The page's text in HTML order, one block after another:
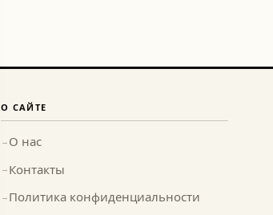
О САЙТЕ
→ О нас
→ Контакты
→ Политика конфиденциальности